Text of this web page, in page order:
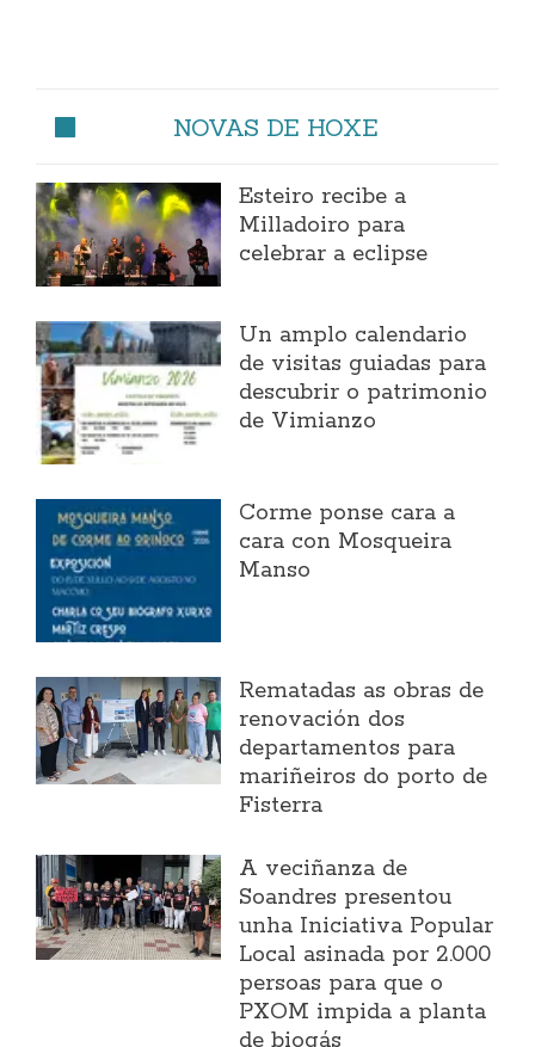
NOVAS DE HOXE
Esteiro recibe a
Milladoiro para
celebrar a eclipse
Un amplo calendario
de visitas guiadas para
descubrir o patrimonio
de Vimianzo
Corme ponse cara a
cara con Mosqueira
Manso
Rematadas as obras de
renovación dos
departamentos para
mariñeiros do porto de
Fisterra
A veciñanza de
Soandres presentou
unha Iniciativa Popular
Local asinada por 2.000
persoas para que o
PXOM impida a planta